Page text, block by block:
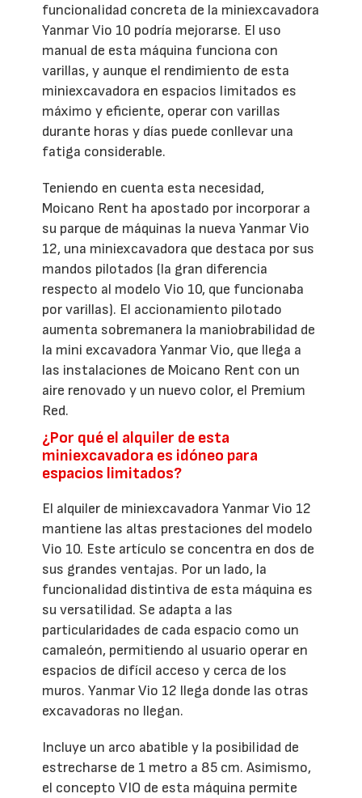
funcionalidad concreta de la miniexcavadora
Yanmar Vio 10 podría mejorarse. El uso
manual de esta máquina funciona con
varillas, y aunque el rendimiento de esta
miniexcavadora en espacios limitados es
máximo y eficiente, operar con varillas
durante horas y días puede conllevar una
fatiga considerable.
Teniendo en cuenta esta necesidad,
Moicano Rent ha apostado por incorporar a
su parque de máquinas la nueva Yanmar Vio
12, una miniexcavadora que destaca por sus
mandos pilotados (la gran diferencia
respecto al modelo Vio 10, que funcionaba
por varillas). El accionamiento pilotado
aumenta sobremanera la maniobrabilidad de
la mini excavadora Yanmar Vio, que llega a
las instalaciones de Moicano Rent con un
aire renovado y un nuevo color, el Premium
Red.
¿Por qué el alquiler de esta
miniexcavadora es idóneo para
espacios limitados?
El alquiler de miniexcavadora Yanmar Vio 12
mantiene las altas prestaciones del modelo
Vio 10. Este artículo se concentra en dos de
sus grandes ventajas. Por un lado, la
funcionalidad distintiva de esta máquina es
su versatilidad. Se adapta a las
particularidades de cada espacio como un
camaleón, permitiendo al usuario operar en
espacios de difícil acceso y cerca de los
muros. Yanmar Vio 12 llega donde las otras
excavadoras no llegan.
Incluye un arco abatible y la posibilidad de
estrecharse de 1 metro a 85 cm. Asimismo,
el concepto VIO de esta máquina permite